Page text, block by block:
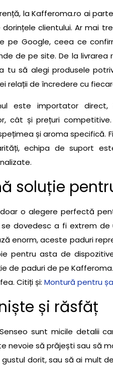
la Kafferoma.ro ai
clientului. Ar mai
pe Google, ceea ce
de pe site. De la
tu să alegi produsele
relații de încredere cu
este importator
cât și prețuri
și aroma specifică.
echipa de suport
soluție
doar o alegere perfectă
dovedesc a fi extrem de
enorm, aceste paduri
pentru asta de
de paduri de pe
Citiți și: Montură pentru
și răsfăț
sunt micile detalii
nevoie să prăjești sau să
dorit, sau să ai mult